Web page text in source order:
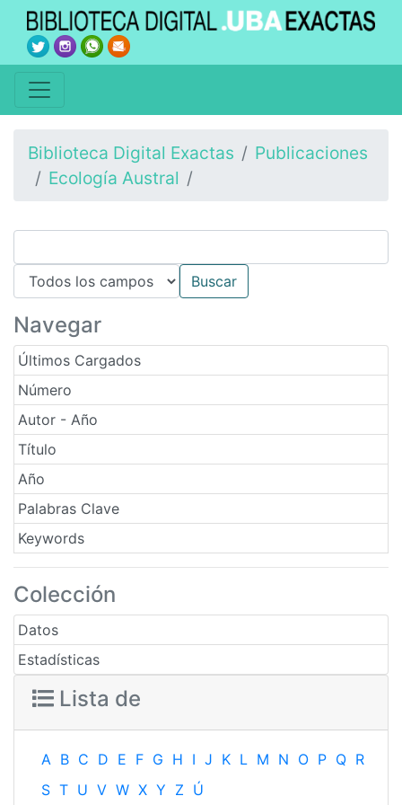
Biblioteca Digital Exactas
Publicaciones
Ecología Austral
Navegar
Últimos Cargados
Número
Autor - Año
Título
Año
Palabras Clave
Keywords
Colección
Datos
Estadísticas
Lista de
A B C D E F G H I J K L M N O P Q R
S T U V W X Y Z Ú